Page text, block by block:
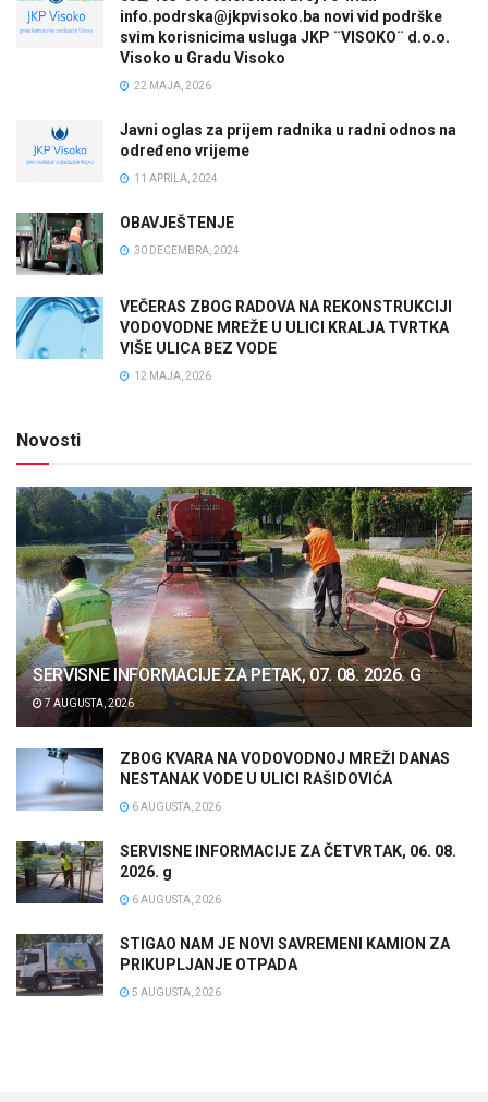
info.podrska@jkpvisoko.ba novi vid podrške
svim korisnicima usluga JKP ¨VISOKO¨ d.o.o.
Visoko u Gradu Visoko
22 MAJA, 2026
Javni oglas za prijem radnika u radni odnos na
određeno vrijeme
11 APRILA, 2024
OBAVJEŠTENJE
30 DECEMBRA, 2024
VEČERAS ZBOG RADOVA NA REKONSTRUKCIJI
VODOVODNE MREŽE U ULICI KRALJA TVRTKA
VIŠE ULICA BEZ VODE
12 MAJA, 2026
Novosti
SERVISNE INFORMACIJE ZA PETAK, 07. 08. 2026. G
7 AUGUSTA, 2026
ZBOG KVARA NA VODOVODNOJ MREŽI DANAS
NESTANAK VODE U ULICI RAŠIDOVIĆA
6 AUGUSTA, 2026
SERVISNE INFORMACIJE ZA ČETVRTAK, 06. 08.
2026. g
6 AUGUSTA, 2026
STIGAO NAM JE NOVI SAVREMENI KAMION ZA
PRIKUPLJANJE OTPADA
5 AUGUSTA, 2026